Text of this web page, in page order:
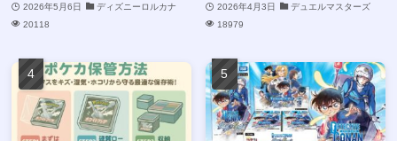
2026年5月6日
ディズニーロルカナ
20118
2026年4月3日
デュエルマスターズ
18979